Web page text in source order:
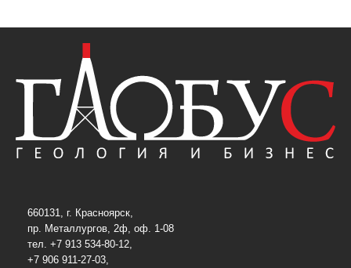
660131, г. Красноярск,
пр. Металлургов, 2ф, оф. 1-08
тел. +7 913 534-80-12,
+7 906 911-27-03,